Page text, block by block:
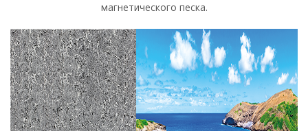
магнетического песка.